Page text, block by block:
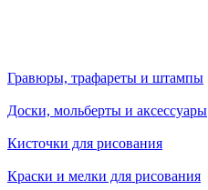
Гравюры, трафареты и штампы
Доски, мольберты и аксессуары
Кисточки для рисования
Краски и мелки для рисования